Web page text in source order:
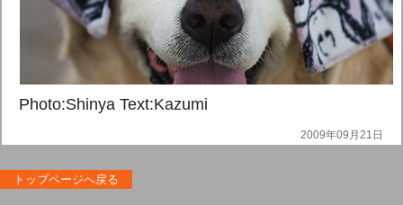
Photo:Shinya Text:Kazumi
2009年09月21日
トップページへ戻る